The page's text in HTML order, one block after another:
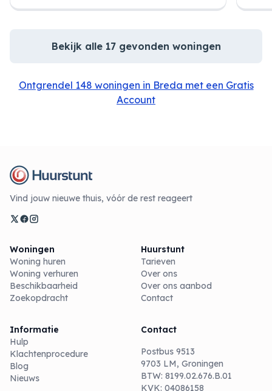
Bekijk alle 17 gevonden woningen
Ontgrendel 148 woningen in Breda met een Gratis
Account
Vind jouw nieuwe thuis, vóór de rest reageert
Woningen
Woning huren
Woning verhuren
Beschikbaarheid
Zoekopdracht
Huurstunt
Tarieven
Over ons
Over ons aanbod
Contact
Informatie
Hulp
Klachtenprocedure
Blog
Nieuws
Contact
Postbus 9513
9703 LM, Groningen
BTW: 8199.02.676.B.01
KVK: 04086158